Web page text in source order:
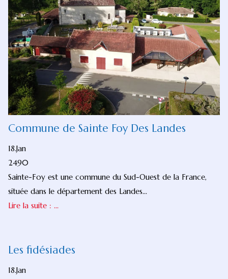
Commune de Sainte Foy Des Landes
18.Jan
2490
Sainte-Foy est une commune du Sud-Ouest de la France,
située dans le département des Landes...
Lire la suite : ...
Les fidésiades
18.Jan